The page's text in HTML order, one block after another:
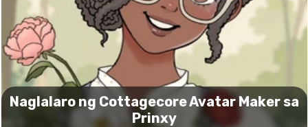
Naglalaro ng Cottagecore Avatar Maker sa
Prinxy